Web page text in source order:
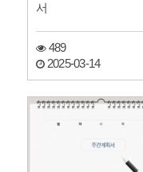
서
489
2025-03-14